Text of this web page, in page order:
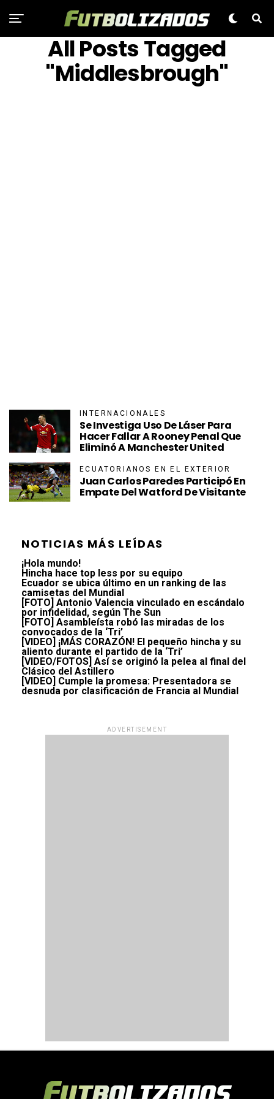
All Posts Tagged
"Middlesbrough"
INTERNACIONALES
Se Investiga Uso De Láser Para
Hacer Fallar A Rooney Penal Que
Eliminó A Manchester United
ECUATORIANOS EN EL EXTERIOR
Juan Carlos Paredes Participó En
Empate Del Watford De Visitante
NOTICIAS MÁS LEÍDAS
¡Hola mundo!
Hincha hace top less por su equipo
Ecuador se ubica último en un ranking de las
camisetas del Mundial
[FOTO] Antonio Valencia vinculado en escándalo
por infidelidad, según The Sun
[FOTO] Asambleísta robó las miradas de los
convocados de la ‘Tri’
[VIDEO] ¡MÁS CORAZÓN! El pequeño hincha y su
aliento durante el partido de la ‘Tri’
[VIDEO/FOTOS] Así se originó la pelea al final del
Clásico del Astillero
[VIDEO] Cumple la promesa: Presentadora se
desnuda por clasificación de Francia al Mundial
ADVERTISEMENT